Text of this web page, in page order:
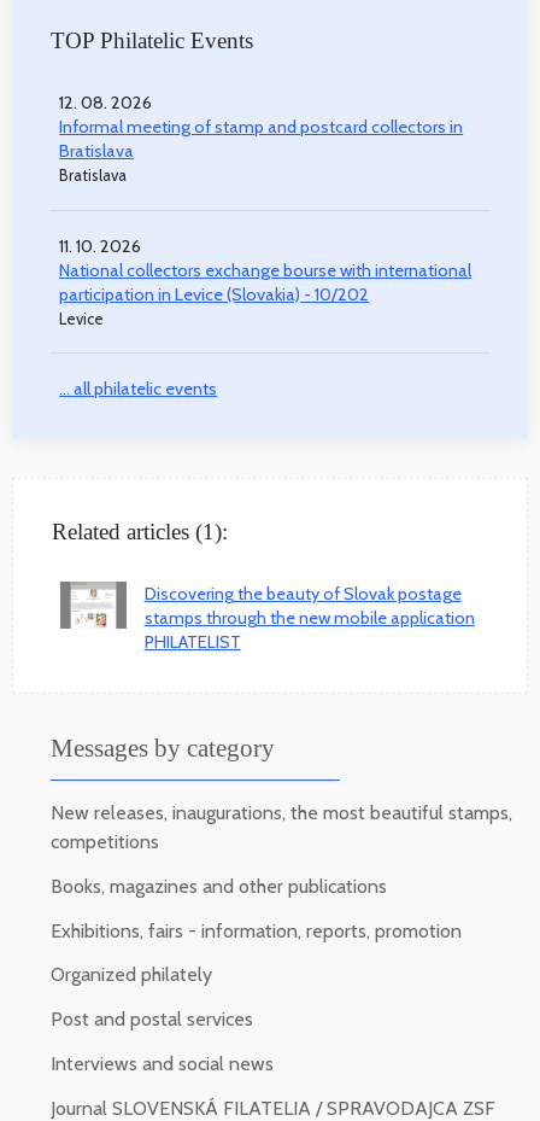
TOP Philatelic Events
12. 08. 2026
Informal meeting of stamp and postcard collectors in
Bratislava
Bratislava
11. 10. 2026
National collectors exchange bourse with international
participation in Levice (Slovakia) - 10/202
Levice
... all philatelic events
Related articles (1):
Discovering the beauty of Slovak postage
stamps through the new mobile application
PHILATELIST
Messages by category
New releases, inaugurations, the most beautiful stamps,
competitions
Books, magazines and other publications
Exhibitions, fairs - information, reports, promotion
Organized philately
Post and postal services
Interviews and social news
Journal SLOVENSKÁ FILATELIA / SPRAVODAJCA ZSF